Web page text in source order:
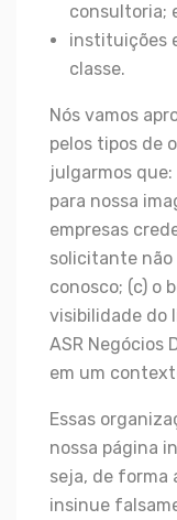
consultoria;
instituições
classe.
Nós vamos
pelos tipos de
julgarmos
para nossa
empresas
solicitante
conosco; (c) o
visibilidade do
ASR Negócios
em um
Essas
nossa página
seja, de forma
insinue